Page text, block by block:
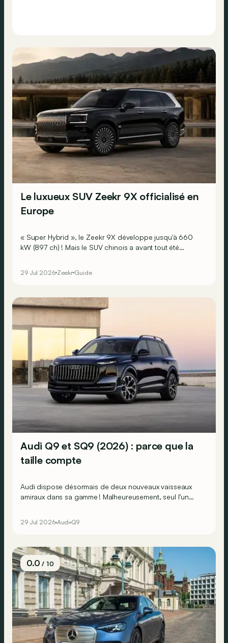
Le luxueux SUV Zeekr 9X officialisé en
Europe
« Super Hybrid », le Zeekr 9X développe jusqu'à 660
kW (897 ch) ! Mais le SUV chinois a avant tout été
29 Jul 2026 Zeekr Guide
Audi Q9 et SQ9 (2026) : parce que la
taille compte
Audi dispose désormais de deux nouveaux vaisseaux
amiraux dans sa gamme ! Malheureusement, seul l’un
29 Jul 2026 Audi Q9
0.0/ 10